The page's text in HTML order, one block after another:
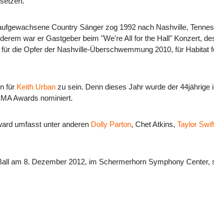
Country Sänger zog 1992 nach Nashville,
war er Gastgeber beim "We're All for the Hall" Konzert,
die Opfer der Nashville-Überschwemmung 2010, für Habitat
für Keith Urban zu sein. Denn dieses Jahr wurde der
Awards nominiert.
umfasst unter anderen Dolly Parton, Chet Atkins, Taylor
am 8. Dezember 2012, im Schermerhorn Symphony Center,